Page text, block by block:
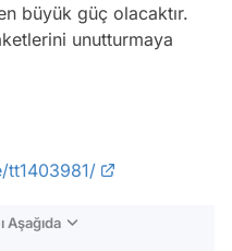
büyük güç olacaktır.
unutturmaya
Aşağıda